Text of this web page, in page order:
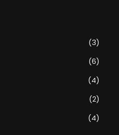
(3)
(6)
(4)
(2)
(4)